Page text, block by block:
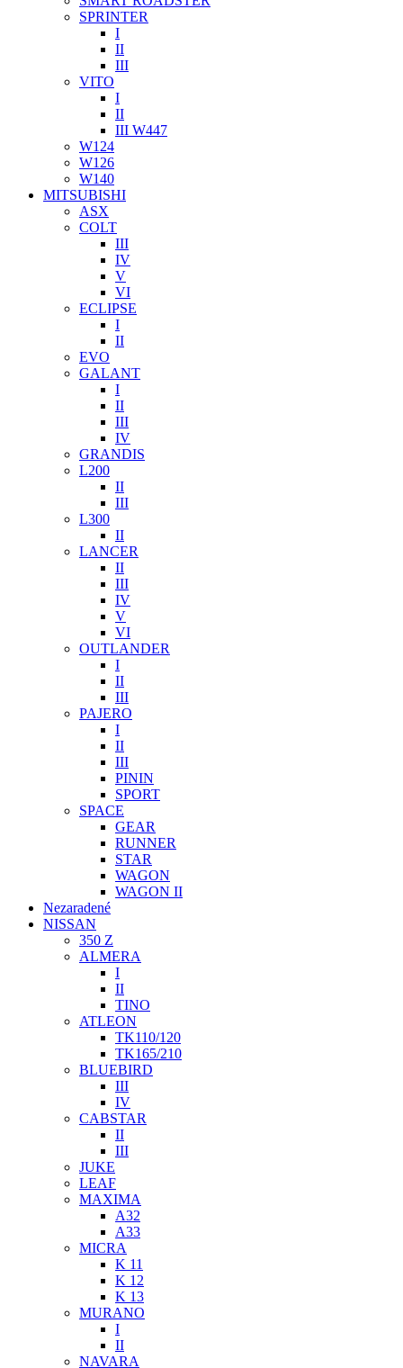
SPRINTER
I
II
III
VITO
I
II
III W447
W124
W126
W140
MITSUBISHI
ASX
COLT
III
IV
V
VI
ECLIPSE
I
II
EVO
GALANT
I
II
III
IV
GRANDIS
L200
II
III
L300
II
LANCER
II
III
IV
V
VI
OUTLANDER
I
II
III
PAJERO
I
II
III
PININ
SPORT
SPACE
GEAR
RUNNER
STAR
WAGON
WAGON II
Nezaradené
NISSAN
350 Z
ALMERA
I
II
TINO
ATLEON
TK110/120
TK165/210
BLUEBIRD
III
IV
CABSTAR
II
III
JUKE
LEAF
MAXIMA
A32
A33
MICRA
K 11
K 12
K 13
MURANO
I
II
NAVARA